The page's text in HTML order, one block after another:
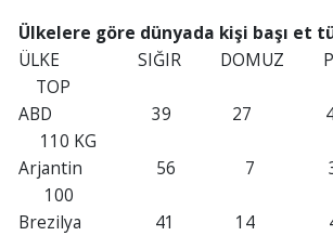
Ülkelere göre dünyada kişi başı et
ÜLKE SIĞIR DOMUZ
TOP
ABD 39 27
110 KG
Arjantin 56
100
Brezilya 41